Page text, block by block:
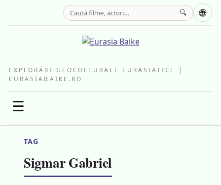
EXPLORĂRI GEOCULTURALE EURASIATICE |
EURASIABAIKE.RO
☰
🔍 🌐
TAG
Sigmar Gabriel